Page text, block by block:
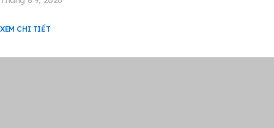
XEM CHI TIẾT